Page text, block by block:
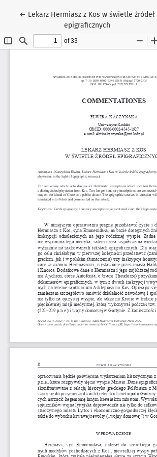
← Wróć do szczegółów artykułu
Lekarz Hermiasz z Kos w świetle źródeł
epigraficznych